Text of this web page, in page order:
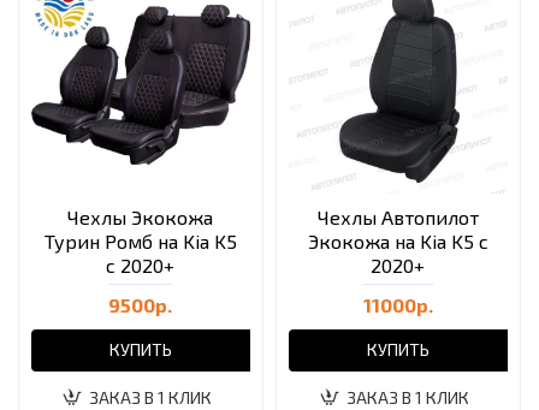
Чехлы Экокожа
Турин Ромб на Kia K5
с 2020+
9500р.
КУПИТЬ
ЗАКАЗ В 1 КЛИК
Чехлы Автопилот
Экокожа на Kia K5 с
2020+
11000р.
КУПИТЬ
ЗАКАЗ В 1 КЛИК